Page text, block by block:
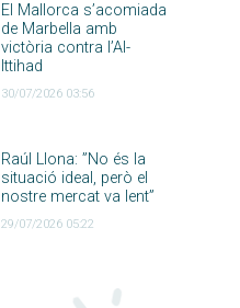
El Mallorca s’acomiada
de Marbella amb
victòria contra l’Al-
Ittihad
30/07/2026 03:56
Raúl Llona: ”No és la
situació ideal, però el
nostre mercat va lent”
29/07/2026 05:22